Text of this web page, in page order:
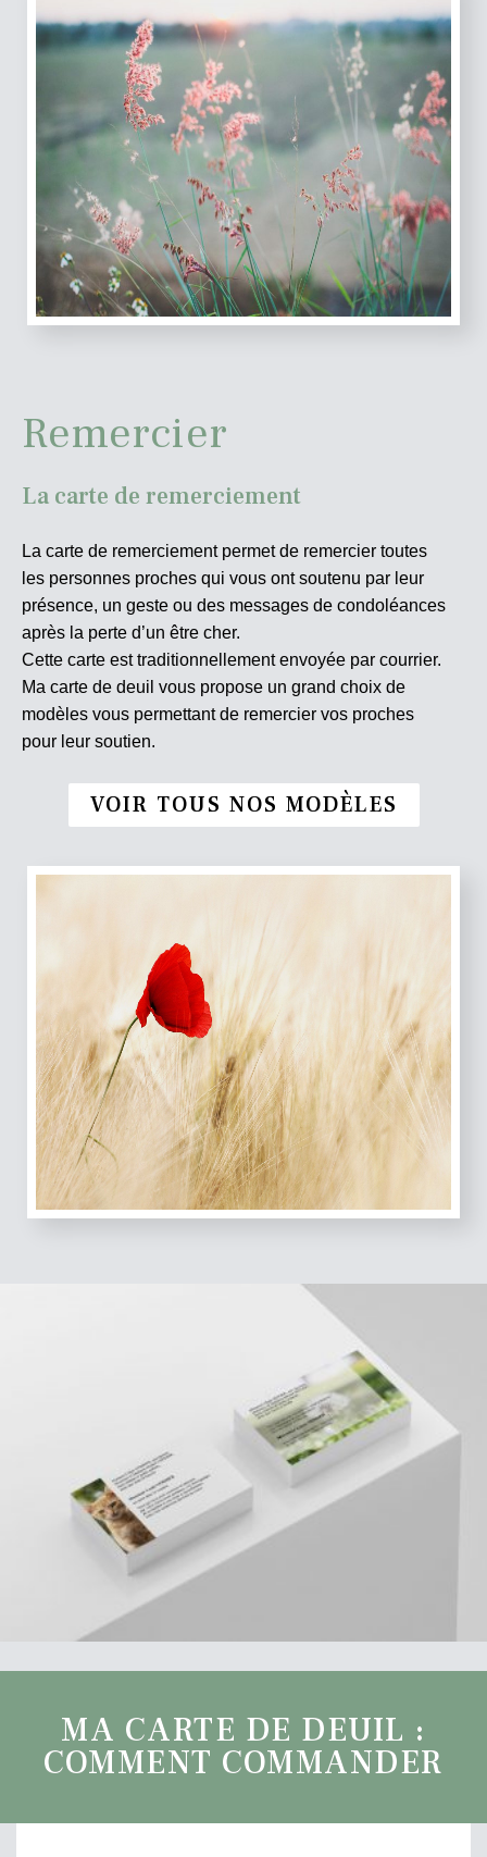
Remercier
La carte de remerciement
La carte de remerciement permet de remercier toutes
les personnes proches qui vous ont soutenu par leur
présence, un geste ou des messages de condoléances
après la perte d’un être cher.
Cette carte est traditionnellement envoyée par courrier.
Ma carte de deuil vous propose un grand choix de
modèles vous permettant de remercier vos proches
pour leur soutien.
VOIR TOUS NOS MODÈLES
MA CARTE DE DEUIL :
COMMENT COMMANDER